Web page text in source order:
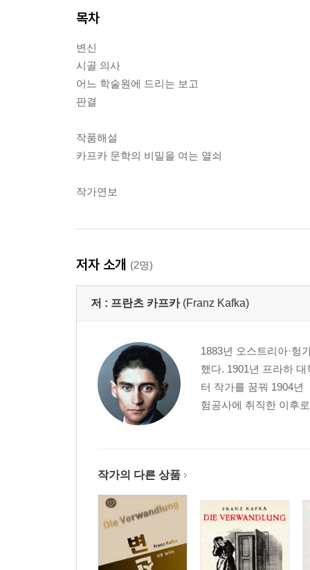
목차
변신
시골 의사
어느 학술원에 드리는 보고
판결
작품해설
카프카 문학의 비밀을 여는 열쇠
작가연보
저자 소개 (2명)
저 : 프란츠 카프카 (Franz Kafka)
1883년 오스트리아·헝
했다. 1901년 프라하
터 작가를 꿈꿔 1904년
험공사에 취직한 이후
작가의 다른 상품